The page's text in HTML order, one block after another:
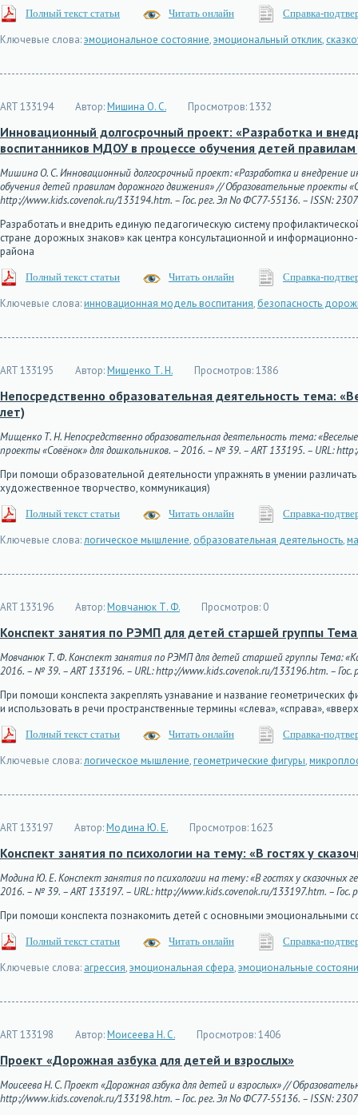
Полный текст статьи Читать онлайн Справка-
Ключевые слова:эмоциональное состояние,эмоциональный отклик,
ART 133194 Автор:Мишина О. С. Просмотров:1332
Инновационный долгосрочный проект: «Разработка и
воспитанников МДОУ в процессе обучения детей
Мишина О. С. Инновационный долгосрочный проект: «Разработка и внедрение
обучения детей правилам дорожного движения» // Образовательные проекты
http://www.kids.covenok.ru/133194.htm. – Гос. рег. Эл No ФС77-55136. – ISSN:
Разработать и внедрить единую педагогическую систему
стране дорожных знаков» как центра консультационной и
района
Полный текст статьи Читать онлайн Справка-
Ключевые слова:инновационная модель воспитания,безопасность
ART 133195 Автор:Мищенко Т. Н. Просмотров:1386
Непосредственно образовательная деятельность тема:
лет)
Мищенко Т. Н. Непосредственно образовательная деятельность тема:
проекты «Совёнок» для дошкольников. – 2016. – № 39. – ART 133195. – URL:
При помощи образовательной деятельности упражнять в умении
художественное творчество, коммуникация)
Полный текст статьи Читать онлайн Справка-
Ключевые слова:логическое мышление, образовательная деятельность,
ART 133196 Автор:Мовчанюк Т. Ф. Просмотров: 0
Конспект занятия по РЭМП для детей старшей группы
Мовчанюк Т. Ф. Конспект занятия по РЭМП для детей старшей группы Тема:
2016. – № 39. – ART 133196. – URL: http://www.kids.covenok.ru/133196.htm. –
При помощи конспекта закреплять узнавание и название геометрических
и использовать в речи пространственные термины «слева», «справа»,
Полный текст статьи Читать онлайн Справка-
Ключевые слова:логическое мышление,геометрические фигуры,
ART 133197 Автор:Модина Ю. Е. Просмотров:1623
Конспект занятия по психологии на тему: «В гостях у
Модина Ю. Е. Конспект занятия по психологии на тему: «В гостях у сказочных
2016. – № 39. – ART 133197. – URL: http://www.kids.covenok.ru/133197.htm. – Гос.
При помощи конспекта познакомить детей с основными эмоциональными
Полный текст статьи Читать онлайн Справка-
Ключевые слова: агрессия,эмоциональная сфера,эмоциональные
ART 133198 Автор:Моисеева Н. С. Просмотров:1406
Проект «Дорожная азбука для детей и взрослых»
Моисеева Н. С. Проект «Дорожная азбука для детей и взрослых» //
http://www.kids.covenok.ru/133198.htm. – Гос. рег. Эл No ФС77-55136. – ISSN: